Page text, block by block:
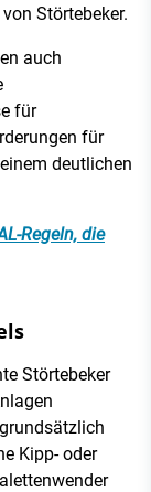
Störtebeker.
auch
für
für
deutlichen
Regeln, die
Störtebeker
Kipp- oder